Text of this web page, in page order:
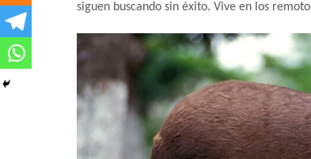
siguen buscando sin éxito. Vive en los